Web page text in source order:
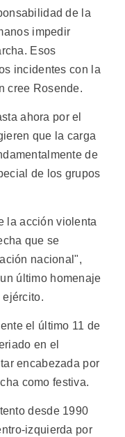
de la
impedir
Esos
incidentes con la
cree Rosende.
ahora por el
que la carga
de
de los grupos
la acción violenta
que se
nacional",
último homenaje
ejército.
el último 11 de
en el
encabezada por
como festiva.
desde 1990
izquierda por